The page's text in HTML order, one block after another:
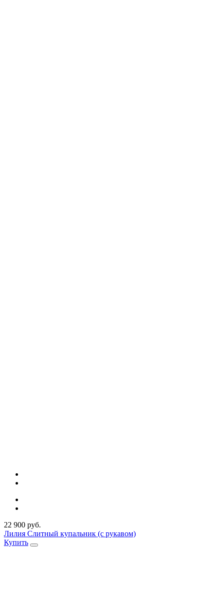
22 900 руб.
Лилия Слитный купальник (с рукавом)
Купить